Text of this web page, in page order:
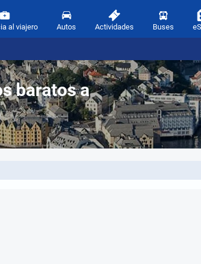
al viajero Autos Actividades Buses
baratos a